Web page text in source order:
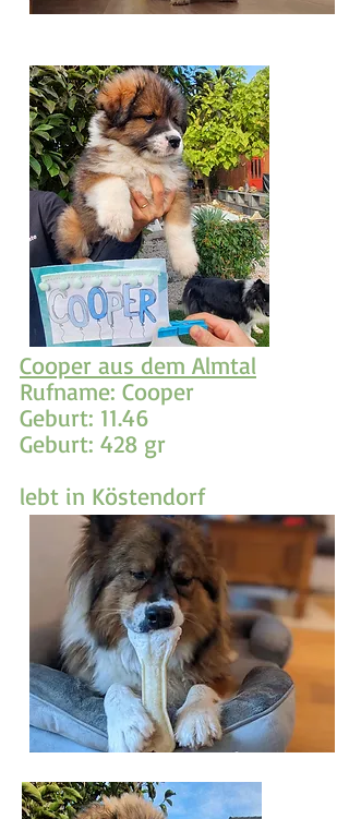
Cooper aus dem Almtal
Rufname: Cooper
Geburt: 11.46
Geburt: 428 gr
lebt in Köstendorf